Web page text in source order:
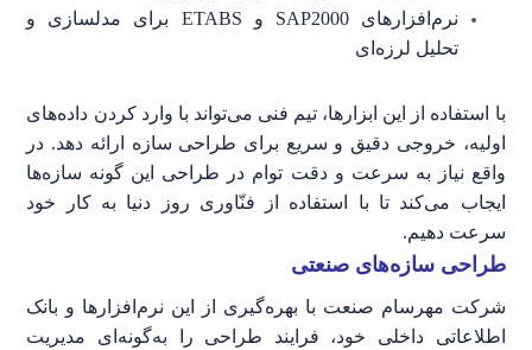
نرم‌افزارهای SAP2000 و ETABS برای مدلسازی و
تحلیل لرزه‌ای
با استفاده از این ابزارها، تیم فنی می‌تواند با وارد کردن داده‌های
اولیه، خروجی دقیق و سریع برای طراحی سازه ارائه دهد. در
واقع نیاز به سرعت و دقت توام در طراحی این گونه سازه‌ها
ایجاب می‌کند تا با استفاده از فنّاوری روز دنیا به کار خود
سرعت دهیم.
طراحی سازه‌های صنعتی
شرکت مهرسام صنعت با بهره‌گیری از این نرم‌افزارها و بانک
اطلاعاتی داخلی خود، فرایند طراحی را به‌گونه‌ای مدیریت